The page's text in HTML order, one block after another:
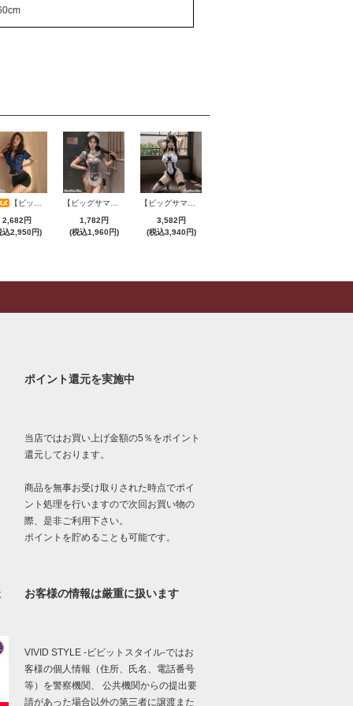
【ビッグサマーセール対象品】セクシーコスプレ(SEXYCOSPLAY) 2775
2,682円
込2,950円)
1,782円
(税込1,960円)
3,582円
(税込3,940円)
ポイント還元を実施中
当店ではお買い上げ金額の5％をポイント
還元しております。
商品を無事お受け取りされた時点でポイ
ント処理を行いますので次回お買い物の
際、是非ご利用下さい。
ポイントを貯めることも可能です。
お客様の情報は厳重に扱います
VIVID STYLE -ビビットスタイル-ではお
客様の個人情報（住所、氏名、電話番号
等）を警察機関、 公共機関からの提出要
請があった場合以外の第三者に譲渡また